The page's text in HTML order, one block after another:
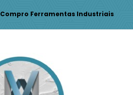
Compro Ferramentas Industriais